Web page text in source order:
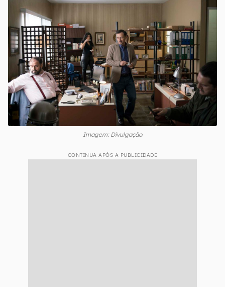
Imagem: Divulgação
CONTINUA APÓS A PUBLICIDADE